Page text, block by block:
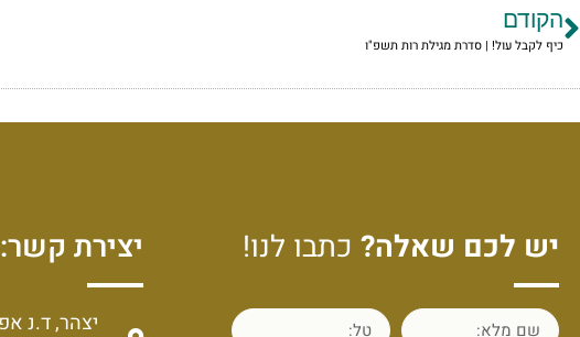
הקודם
כיף לקבל עול! | סדרת מגילת רות תשפ"ו
יש לכם שאלה? כתבו לנו! יצירת קשר: